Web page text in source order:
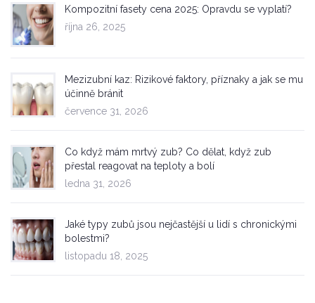
Kompozitní fasety cena 2025: Opravdu se vyplatí?
října 26, 2025
Mezizubní kaz: Rizikové faktory, příznaky a jak se mu
účinně bránit
července 31, 2026
Co když mám mrtvý zub? Co dělat, když zub
přestal reagovat na teploty a bolí
ledna 31, 2026
Jaké typy zubů jsou nejčastější u lidí s chronickými
bolestmi?
listopadu 18, 2025